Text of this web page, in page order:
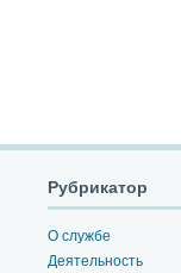
Рубрикатор
О службе
Деятельность